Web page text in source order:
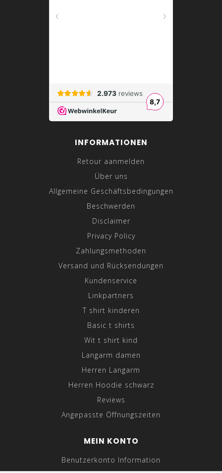
INFORMATIONEN
Retour aanmelden
Über uns
Allgemeine Geschäftsbedingungen
Beschwerden
Disclaimer
Privacy Policy
Zahlungsmethoden
Versand und Rücksendungen
Kundenservice
Linkpartners
T shirt kinderen
Basic t shirts
Wit t shirt kind
Langarm damen
Herren Langarm
Herren Hoodie schwarz
Reviews
Angepasste Öffnungszeiten
MEIN KONTO
Benutzerkonto Information